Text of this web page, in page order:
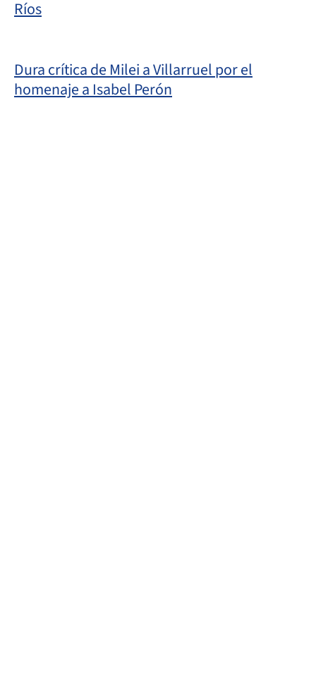
Ríos
Dura crítica de Milei a Villarruel por el
homenaje a Isabel Perón